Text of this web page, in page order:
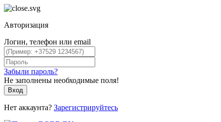
Авторизация
Логин, телефон или email
Забыли пароль?
Не заполнены необходимые поля!
Вход
Нет аккаунта? Зарегистрируйтесь